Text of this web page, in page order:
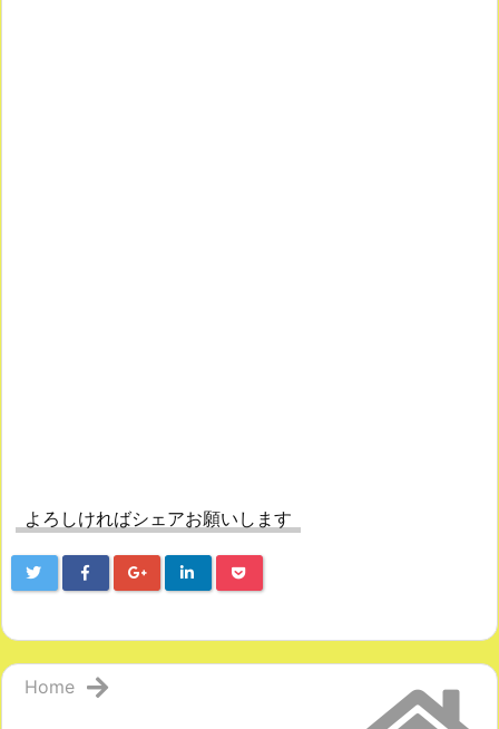
よろしければシェアお願いします
Home